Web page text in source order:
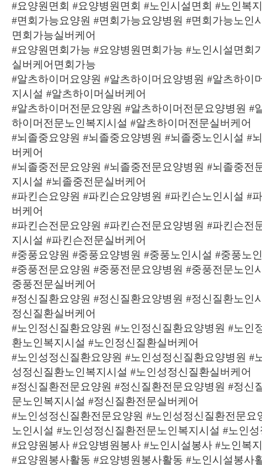
#요양원면회 #요양병원면회 #노인시설면회 #노인복
#면회가능요양원 #면회가능요양병원 #면회가능노인
면회가능실버케어
#요양원면회가능 #요양병원면회가능 #노인시설면회
실버케어면회가능
#알츠하이머요양원 #알츠하이머요양병원 #알츠하이
지시설 #알츠하이머실버케어
#알츠하이머전문요양원 #알츠하이머전문요양병원 #
하이머전문노인복지시설 #알츠하이머전문실버케어
#뇌졸중요양원 #뇌졸중요양병원 #뇌졸중노인시설 #
버케어
#뇌졸중전문요양원 #뇌졸중전문요양병원 #뇌졸중전
지시설 #뇌졸중전문실버케어
#파킨슨요양원 #파킨슨요양병원 #파킨슨노인시설 #
버케어
#파킨슨전문요양원 #파킨슨전문요양병원 #파킨슨전
지시설 #파킨슨전문실버케어
#중풍요양원 #중풍요양병원 #중풍노인시설 #중풍노
#중풍전문요양원 #중풍전문요양병원 #중풍전문노인
중풍전문실버케어
#정신질환요양원 #정신질환요양병원 #정신질환노인
정신질환실버케어
#노인정신질환요양원 #노인정신질환요양병원 #노인
환노인복지시설 #노인정신질환실버케어
#노인성정신질환요양원 #노인성정신질환요양병원 #
성정신질환노인복지시설 #노인성정신질환실버케어
#정신질환전문요양원 #정신질환전문요양병원 #정신
문노인복지시설 #정신질환전문실버케어
#노인성정신질환전문요양원 #노인성정신질환전문요
노인시설 #노인성정신질환전문노인복지시설 #노인
#요양원봉사 #요양병원봉사 #노인시설봉사 #노인복
#요양원봉사활동 #요양병원봉사활동 #노인시설봉사